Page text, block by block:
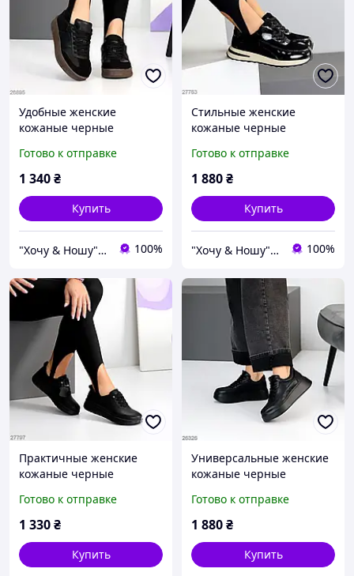
Удобные женские
кожаные черные
осенние Натуральная
кожа Весна Осень
Готово к отправке
1 340₴
Купить
"Хочу & Ношу" - магазин сучасного взуття 100%
Стильные женские
кожаные черные
осенние Натуральная
кожа Весна Осень
Готово к отправке
1 880₴
Купить
"Хочу & Ношу" - магазин сучасного взуття 100%
Практичные женские
кожаные черные
деми на флисе
Натуральная кожа Весна
Готово к отправке
1 330₴
Купить
Универсальные женские
кожаные черные
осенние Натуральная
кожа Весна Осень
Готово к отправке
1 880₴
Купить